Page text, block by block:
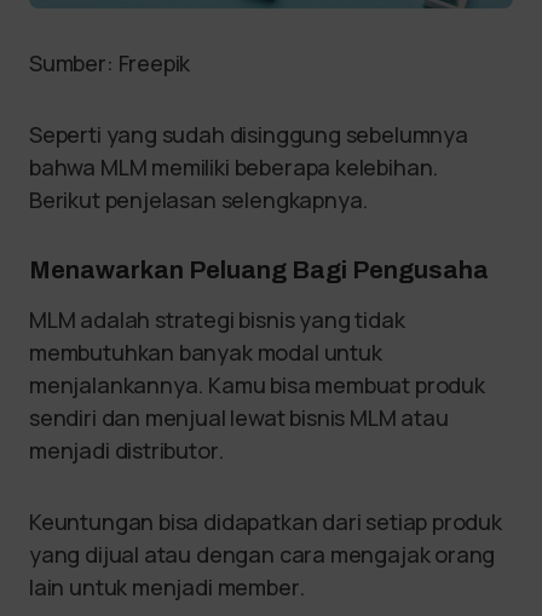
Sumber: Freepik
Seperti yang sudah disinggung sebelumnya
bahwa MLM memiliki beberapa kelebihan.
Berikut penjelasan selengkapnya.
Menawarkan Peluang Bagi Pengusaha
MLM adalah strategi bisnis yang tidak
membutuhkan banyak modal untuk
menjalankannya. Kamu bisa membuat produk
sendiri dan menjual lewat bisnis MLM atau
menjadi distributor.
Keuntungan bisa didapatkan dari setiap produk
yang dijual atau dengan cara mengajak orang
lain untuk menjadi member.